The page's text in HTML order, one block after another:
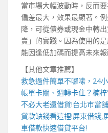
當市場大幅波動時，反而
偏差最大，效果最顯著。
降，可從債券或現金中轉
賣」的實踐。因為使用的
能因逢低加碼而提高未來報
【其他文章推薦】
救急過件簡單不囉嗦， 24
帳單卡關、週轉卡住？楠
不必大老遠借貸!台北市當舖
貸款缺錢看這裡!屏東借錢,
車借款快速借貸平台!